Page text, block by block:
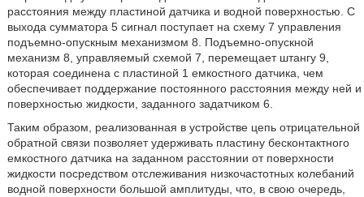
расстояния между пластиной датчика и водной поверхностью. С
выхода сумматора 5 сигнал поступает на схему 7 управления
подъемно-опускным механизмом 8. Подъемно-опускной
механизм 8, управляемый схемой 7, перемещает штангу 9,
которая соединена с пластиной 1 емкостного датчика, чем
обеспечивает поддержание постоянного расстояния между ней и
поверхностью жидкости, заданного задатчиком 6.
Таким образом, реализованная в устройстве цепь отрицательной
обратной связи позволяет удерживать пластину бесконтактного
емкостного датчика на заданном расстоянии от поверхности
жидкости посредством отслеживания низкочастотных колебаний
водной поверхности большой амплитуды, что, в свою очередь,